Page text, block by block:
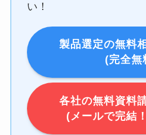
い！
製品選定の無料
(完全無
各社の無料資料
(メールで完結